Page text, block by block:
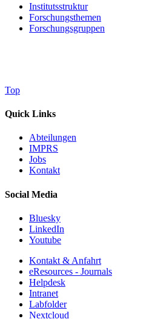
Institutsstruktur
Forschungsthemen
Forschungsgruppen
Top
Quick Links
Abteilungen
IMPRS
Jobs
Kontakt
Social Media
Bluesky
LinkedIn
Youtube
Kontakt & Anfahrt
eResources - Journals
Helpdesk
Intranet
Labfolder
Nextcloud